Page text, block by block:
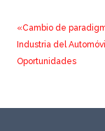
«Cambio de
Industria del
Oportunidades